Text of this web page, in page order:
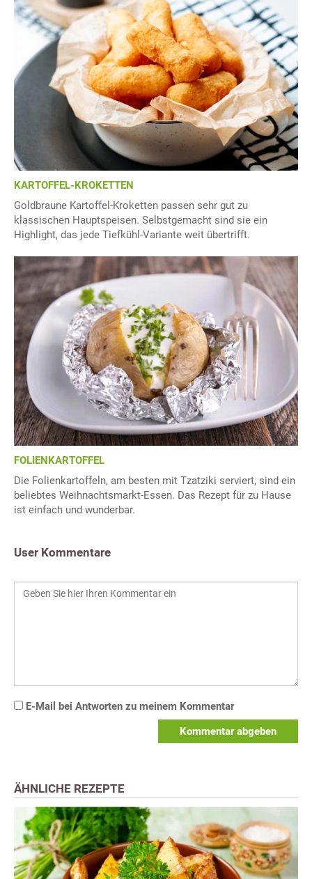
KARTOFFEL-KROKETTEN
Goldbraune Kartoffel-Kroketten passen sehr gut zu
klassischen Hauptspeisen. Selbstgemacht sind sie ein
Highlight, das jede Tiefkühl-Variante weit übertrifft.
FOLIENKARTOFFEL
Die Folienkartoffeln, am besten mit Tzatziki serviert, sind ein
beliebtes Weihnachtsmarkt-Essen. Das Rezept für zu Hause
ist einfach und wunderbar.
User Kommentare
E-Mail bei Antworten zu meinem Kommentar
Kommentar abgeben
ÄHNLICHE REZEPTE